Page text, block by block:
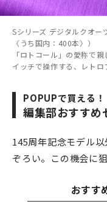
Sシリーズ デジタルクオ
〈うち国内：400本〉）
「ロトコール」の愛称で
イッチで操作する、レトロ
POPUPで買える！
編集部おすすめ
145周年記念モデル
ぞろい。この機会に
おすす